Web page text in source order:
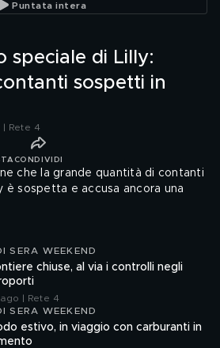
Puntata intera
speciale di Lilly:
sospetti in
| Rete 4
CONDIVIDI
che la grande quantità di contanti
è sospetta e accusa ancora una
SERA WEEKEND
chiuse, al via i controlli negli
| Rete 4
SERA WEEKEND
estivo, in viaggio con carburanti in